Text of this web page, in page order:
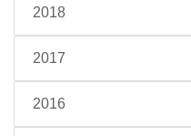
2018
2017
2016